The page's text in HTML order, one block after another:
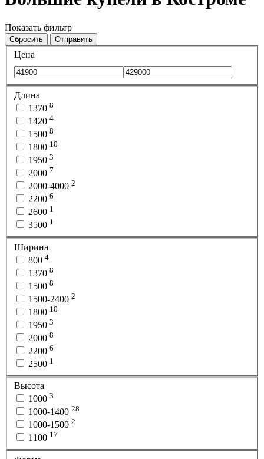
Показать фильтр
Сбросить Отправить
Цена
Длина
1370 8
1420 4
1500 8
1800 10
1950 3
2000 7
2000-4000 2
2200 6
2600 1
3500 1
Ширина
800 4
1370 8
1500 8
1500-2400 2
1800 10
1950 3
2000 8
2200 6
2500 1
Высота
1000 3
1000-1400 28
1000-1500 2
1100 17